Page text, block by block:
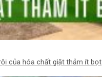
của hóa chất giặt thảm ít bọt